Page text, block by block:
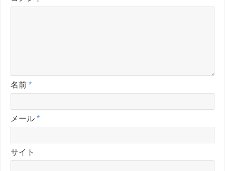
名前 *
メール *
サイト